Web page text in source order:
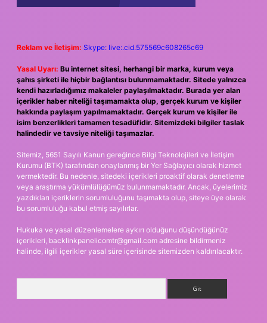
Reklam ve İletişim: Skype: live:.cid.575569c608265c69
Yasal Uyarı: Bu internet sitesi, herhangi bir marka, kurum veya
şahıs şirketi ile hiçbir bağlantısı bulunmamaktadır. Sitede yalnızca
kendi hazırladığımız makaleler paylaşılmaktadır. Burada yer alan
içerikler haber niteliği taşımamakta olup, gerçek kurum ve kişiler
hakkında paylaşım yapılmamaktadır. Gerçek kurum ve kişiler ile
isim benzerlikleri tamamen tesadüfidir. Sitemizdeki bilgiler taslak
halindedir ve tavsiye niteliği taşımazlar.
Sitemiz, 5651 Sayılı Kanun gereğince Bilgi Teknolojileri ve İletişim
Kurumu (BTK) tarafından onaylanmış bir Yer Sağlayıcı olarak hizmet
vermektedir. Bu nedenle, sitedeki içerikleri proaktif olarak denetleme
veya araştırma yükümlülüğümüz bulunmamaktadır. Ancak, üyelerimiz
yazdıkları içeriklerin sorumluluğunu taşımakta olup, siteye üye olarak
bu sorumluluğu kabul etmiş sayılırlar.
Hukuka ve yasal düzenlemelere aykırı olduğunu düşündüğünüz
içerikleri, backlinkpanelicomtr@gmail.com adresine bildirmeniz
halinde, ilgili içerikler yasal süre içerisinde sitemizden kaldırılacaktır.